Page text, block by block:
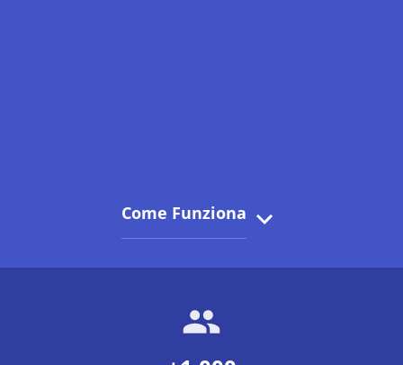
Come Funziona